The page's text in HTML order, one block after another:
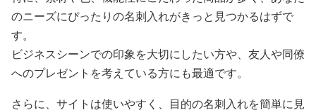
のニーズにぴったりの名刺入れがきっと見つかるはずで
す。
ビジネスシーンでの印象を大切にしたい方や、友人や同僚
へのプレゼントを考えている方にも最適です。
さらに、サイトは使いやすく、目的の名刺入れを簡単に見